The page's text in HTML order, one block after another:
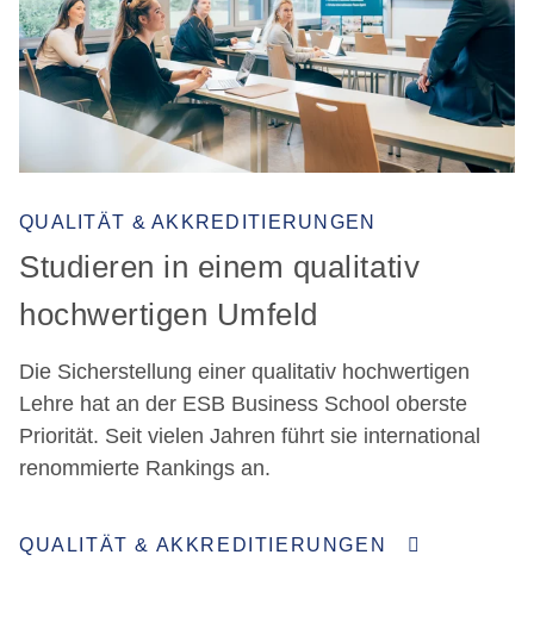
Studieren in einem qualitativ
hochwertigen Umfeld
QUALITÄT & AKKREDITIERUNGEN
Die Sicherstellung einer qualitativ hochwertigen
Lehre hat an der ESB Business School oberste
Priorität. Seit vielen Jahren führt sie international
renommierte Rankings an.
QUALITÄT & AKKREDITIERUNGEN